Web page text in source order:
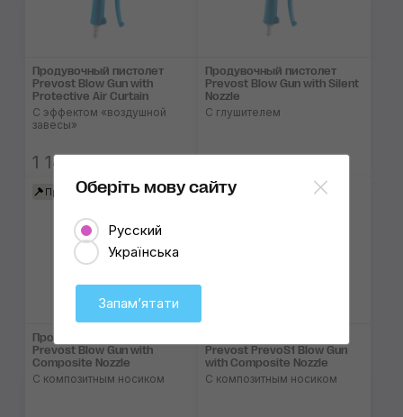
Продувочный пистолет
Prevost Blow Gun with
Protective Air Curtain
С эффектом «воздушной
завесы»
1 140 ₴
Продувочный пистолет
Prevost Blow Gun with Silent
Nozzle
С глушителем
1 120 ₴
Продано
Продувочный пистолет
Prevost Blow Gun with
Composite Nozzle
С композитным носиком
Продано
Prevost PrevoS1 Blow Gun
with Composite Nozzle
C композитным носиком
Оберіть мову сайту
Русский
Українська
Запамʼятати